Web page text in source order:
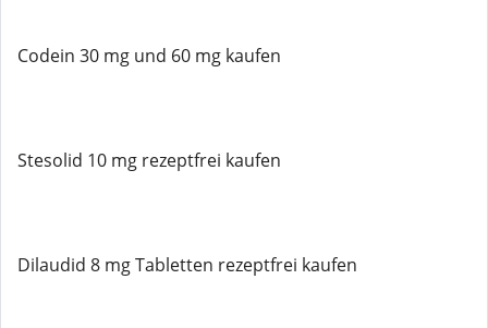
Codein 30 mg und 60 mg kaufen
Stesolid 10 mg rezeptfrei kaufen
Dilaudid 8 mg Tabletten rezeptfrei kaufen